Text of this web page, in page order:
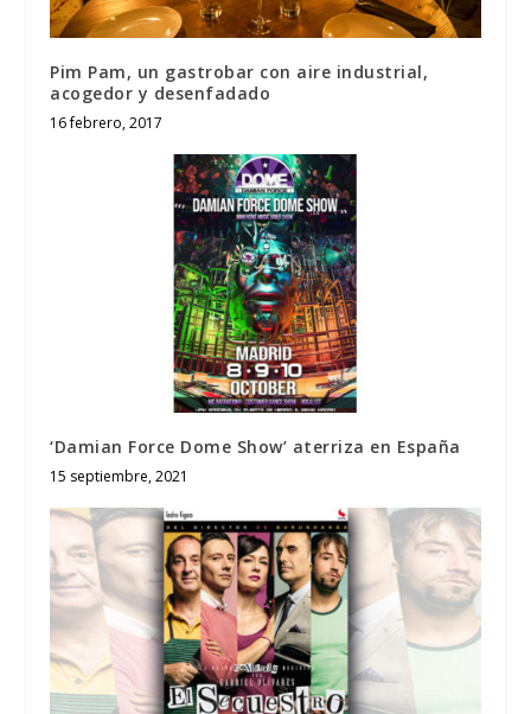
Pim Pam, un gastrobar con aire industrial,
acogedor y desenfadado
16 febrero, 2017
‘Damian Force Dome Show’ aterriza en España
15 septiembre, 2021